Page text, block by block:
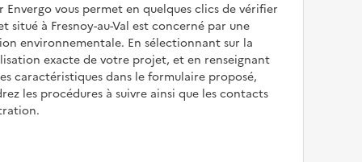
Envergo vous permet en quelques clics de vérifier
situé à Fresnoy-au-Val est concerné par une
environnementale. En sélectionnant sur la
exacte de votre projet, et en renseignant
caractéristiques dans le formulaire proposé,
les procédures à suivre ainsi que les contacts